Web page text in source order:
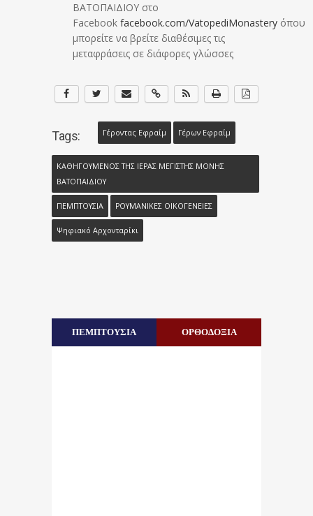
ΒΑΤΟΠΑΙΔΙΟΥ στο
Facebook facebook.com/VatopediMonastery όπου
μπορείτε να βρείτε διαθέσιμες τις
μεταφράσεις σε διάφορες γλώσσες
Tags: Γέροντας Εφραίμ Γέρων Εφραίμ
ΚΑΘΗΓΟΥΜΕΝΟΣ ΤΗΣ ΙΕΡΑΣ ΜΕΓΙΣΤΗΣ ΜΟΝΗΣ
ΒΑΤΟΠΑΙΔΙΟΥ
ΠΕΜΠΤΟΥΣΙΑ ΡΟΥΜΑΝΙΚΕΣ ΟΙΚΟΓΕΝΕΙΕΣ
Ψηφιακό Αρχονταρίκι
ΠΕΜΠΤΟΥΣΙΑ ΟΡΘΟΔΟΞΙΑ